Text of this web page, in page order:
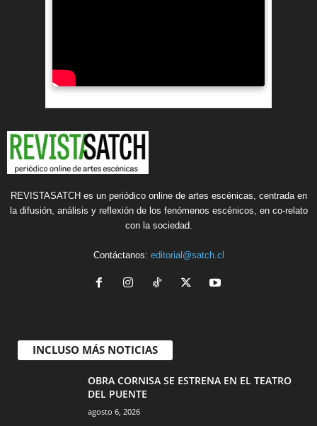
REVISTASATCH es un periódico online de artes escénicas, centrada en
la difusión, análisis y reflexión de los fenómenos escénicos, en co-relato
con la sociedad.
Contáctanos: editorial@satch.cl
INCLUSO MÁS NOTICIAS
OBRA CORNISA SE ESTRENA EN EL TEATRO
DEL PUENTE
agosto 6, 2026